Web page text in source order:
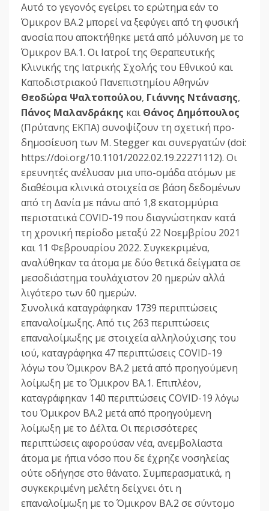
Αυτό το γεγονός εγείρει το ερώτημα εάν το
Όμικρον BA.2 μπορεί να ξεφύγει από τη φυσική
ανοσία που αποκτήθηκε μετά από μόλυνση με το
Όμικρον BA.1. Οι Ιατροί της Θεραπευτικής
Κλινικής της Ιατρικής Σχολής του Εθνικού και
Καποδιστριακού Πανεπιστημίου Αθηνών
Θεοδώρα Ψαλτοπούλου, Γιάννης Ντάνασης,
Πάνος Μαλανδράκης και Θάνος Δημόπουλος
(Πρύτανης ΕΚΠΑ) συνοψίζουν τη σχετική προ-
δημοσίευση των M. Stegger και συνεργατών (doi:
https://doi.org/10.1101/2022.02.19.22271112). Οι
ερευνητές ανέλυσαν μια υπο-ομάδα ατόμων με
διαθέσιμα κλινικά στοιχεία σε βάση δεδομένων
από τη Δανία με πάνω από 1,8 εκατομμύρια
περιστατικά COVID-19 που διαγνώστηκαν κατά
τη χρονική περίοδο μεταξύ 22 Νοεμβρίου 2021
και 11 Φεβρουαρίου 2022. Συγκεκριμένα,
αναλύθηκαν τα άτομα με δύο θετικά δείγματα σε
μεσοδιάστημα τουλάχιστον 20 ημερών αλλά
λιγότερο των 60 ημερών.
Συνολικά καταγράφηκαν 1739 περιπτώσεις
επαναλοίμωξης. Από τις 263 περιπτώσεις
επαναλοίμωξης με στοιχεία αλληλούχισης του
ιού, καταγράφηκα 47 περιπτώσεις COVID-19
λόγω του Όμικρον BA.2 μετά από προηγούμενη
λοίμωξη με το Όμικρον BA.1. Επιπλέον,
καταγράφηκαν 140 περιπτώσεις COVID-19 λόγω
του Όμικρον BA.2 μετά από προηγούμενη
λοίμωξη με το Δέλτα. Οι περισσότερες
περιπτώσεις αφορούσαν νέα, ανεμβολίαστα
άτομα με ήπια νόσο που δε έχρηζε νοσηλείας
ούτε οδήγησε στο θάνατο. Συμπερασματικά, η
συγκεκριμένη μελέτη δείχνει ότι η
επαναλοίμωξη με το Όμικρον BA.2 σε σύντομο